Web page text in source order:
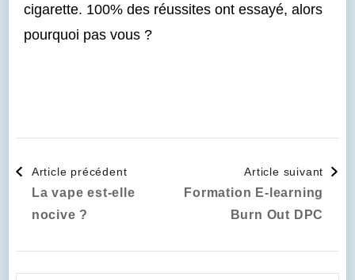
cigarette. 100% des réussites ont essayé, alors
pourquoi pas vous ?
Article précédent
La vape est-elle
nocive ?
Article suivant
Formation E-learning
Burn Out DPC